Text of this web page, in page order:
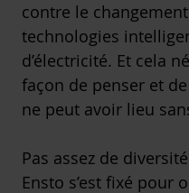
contre le
technologies
d’électricité. Et cela
façon de penser et
ne peut avoir lieu
Pas assez de diversité
Ensto s’est fixé pour